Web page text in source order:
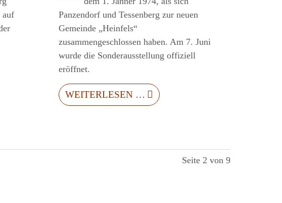
auf
Panzendorf und Tessenberg zur neuen
Gemeinde „Heinfels“
zusammengeschlossen haben. Am 7. Juni
wurde die Sonderausstellung offiziell
eröffnet.
WEITERLESEN …
Seite 2 von 9